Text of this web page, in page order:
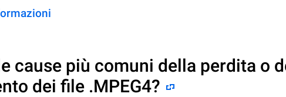
cause più comuni della perdita o
dei file .MPEG4?